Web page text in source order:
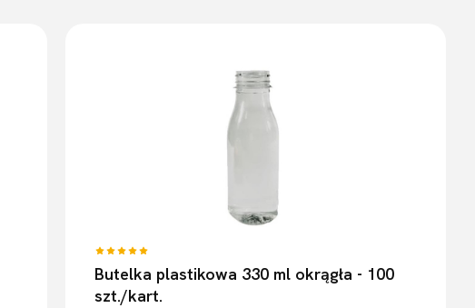
Butelka plastikowa 330 ml okrągła - 100
szt./kart.